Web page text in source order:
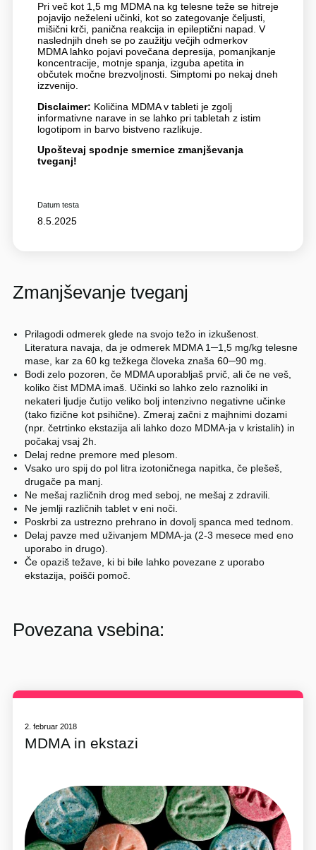
Pri več kot 1,5 mg MDMA na kg telesne teže se hitreje
pojavijo neželeni učinki, kot so zategovanje čeljusti,
mišični krči, panična reakcija in epileptični napad. V
naslednjih dneh se po zaužitju večjih odmerkov
MDMA lahko pojavi povečana depresija, pomanjkanje
koncentracije, motnje spanja, izguba apetita in
občutek močne brezvoljnosti. Simptomi po nekaj dneh
izzvenijo.
Disclaimer: Količina MDMA v tableti je zgolj
informativne narave in se lahko pri tabletah z istim
logotipom in barvo bistveno razlikuje.
Upoštevaj spodnje smernice zmanjševanja
tveganj!
Datum testa
8.5.2025
Zmanjševanje tveganj
Prilagodi odmerek glede na svojo težo in izkušenost.
Literatura navaja, da je odmerek MDMA 1─1,5 mg/kg telesne
mase, kar za 60 kg težkega človeka znaša 60─90 mg.
Bodi zelo pozoren, če MDMA uporabljaš prvič, ali če ne veš,
koliko čist MDMA imaš. Učinki so lahko zelo raznoliki in
nekateri ljudje čutijo veliko bolj intenzivno negativne učinke
(tako fizične kot psihične). Zmeraj začni z majhnimi dozami
(npr. četrtinko ekstazija ali lahko dozo MDMA-ja v kristalih) in
počakaj vsaj 2h.
Delaj redne premore med plesom.
Vsako uro spij do pol litra izotoničnega napitka, če plešeš,
drugače pa manj.
Ne mešaj različnih drog med seboj, ne mešaj z zdravili.
Ne jemlji različnih tablet v eni noči.
Poskrbi za ustrezno prehrano in dovolj spanca med tednom.
Delaj pavze med uživanjem MDMA-ja (2-3 mesece med eno
uporabo in drugo).
Če opaziš težave, ki bi bile lahko povezane z uporabo
ekstazija, poišči pomoč.
Povezana vsebina:
2. februar 2018
MDMA in ekstazi